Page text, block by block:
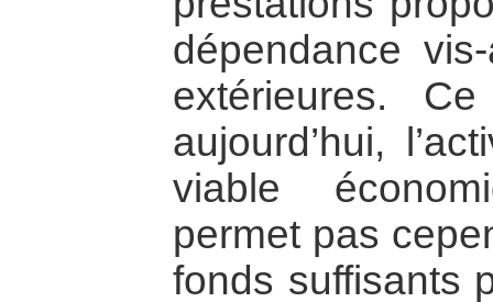
dépendance
extérieures.
aujourd’hui,
viable
permet pas
fonds suffisants